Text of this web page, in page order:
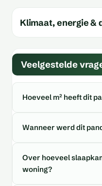
Klimaat, energie &
Veelgestelde
Hoeveel m² heeft dit
Wanneer werd dit
Over hoeveel
woning?